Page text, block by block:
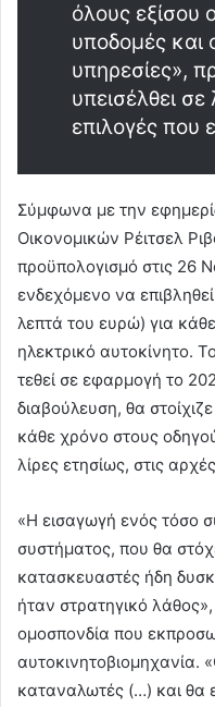
όλους εξίσου
υποδομές και
υπηρεσίες»,
υπεισέλθει σε
επιλογές που
Σύμφωνα με την
Οικονομικών Ρέιτσελ
προϋπολογισμό στις 26
ενδεχόμενο να
λεπτά του ευρώ) για
ηλεκτρικό αυτοκίνητο.
τεθεί σε εφαρμογή το
διαβούλευση, θα
κάθε χρόνο στους
λίρες ετησίως, στις
«Η εισαγωγή ενός τόσο
συστήματος, που θα
κατασκευαστές ήδη
ήταν στρατηγικό
ομοσπονδία που
αυτοκινητοβιομηχανία.
καταναλωτές (…) και θα